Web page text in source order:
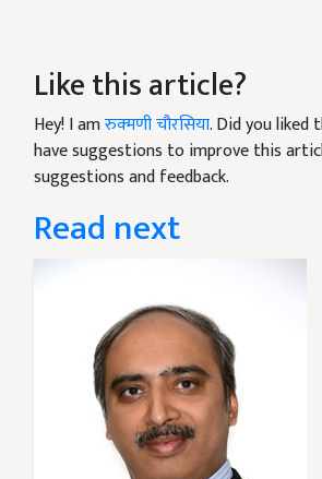
Like this article?
Hey! I amरुक्मणी चौरसिया. Did you liked
have suggestions to improve this
suggestions and feedback.
Read next